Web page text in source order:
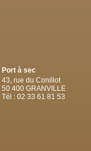
Port à sec
43, rue du Conillot
50 400 GRANVILLE
Tél : 02 33 61 81 53